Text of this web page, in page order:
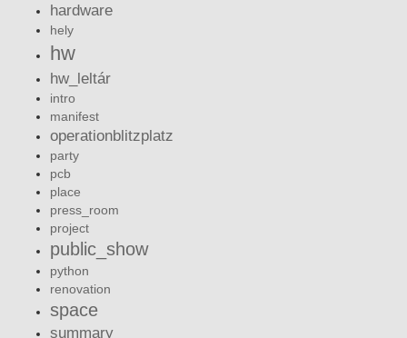
hardware
hely
hw
hw_leltár
intro
manifest
operationblitzplatz
party
pcb
place
press_room
project
public_show
python
renovation
space
summary